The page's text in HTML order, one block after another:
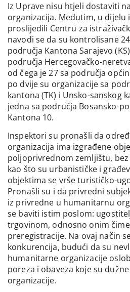
Iz Uprave nisu htjeli dostaviti
organizacija. Međutim, u dijelu
proslijedili Centru za
navodi se da su kontrolisane
područja Kantona Sarajevo
područja Hercegovačko-
od čega je 27 sa područja
po dvije su organizacije sa
kantona (TK) i Unsko-sanskog
jedna sa područja Bosansko-
Kantona 10.
Inspektori su pronašli da
organizacija ima izgrađene
poljoprivrednom zemljištu,
kao što su urbanističke i
objektima se vrše turističko-
Pronašli su i da privredni
iz privredne u humanitarnu
se baviti istim poslom:
trgovinom, odnosno onim
preregistracije. Na ovaj način
konkurencija, budući da su
humanitarne organizacije
poreza i obaveza koje su
organizacije.